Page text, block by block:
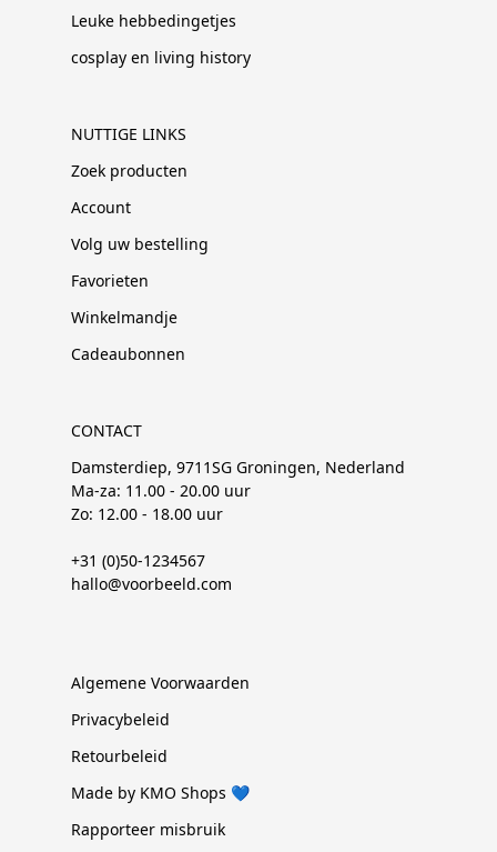
Leuke hebbedingetjes
cosplay en living history
NUTTIGE LINKS
Zoek producten
Account
Volg uw bestelling
Favorieten
Winkelmandje
Cadeaubonnen
CONTACT
Damsterdiep, 9711SG Groningen, Nederland
Ma-za: 11.00 - 20.00 uur
Zo: 12.00 - 18.00 uur
+31 (0)50-1234567
hallo@voorbeeld.com
Algemene Voorwaarden
Privacybeleid
Retourbeleid
Made by KMO Shops 💙
Rapporteer misbruik